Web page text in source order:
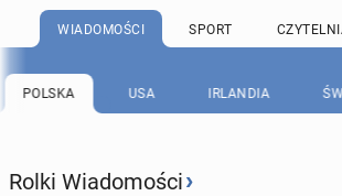
WIADOMOŚCI SPORT
POLSKA USA IRLANDIA
Rolki Wiadomości›